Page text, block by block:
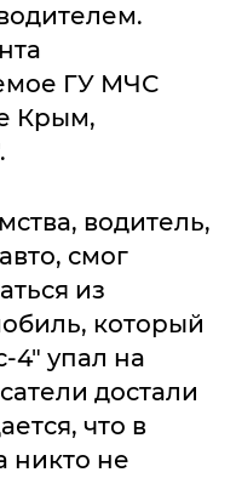
ГУ МЧС
Крым,
водитель,
смог
из
который
4" упал на
достали
что в
никто не